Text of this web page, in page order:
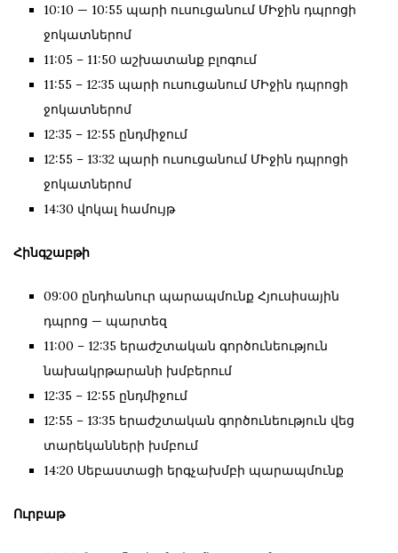
10:10 — 10:55 պարի ուսուցանում ՄԻջին դպրոցի
ջոկատներոմ
11:05 – 11:50 աշխատանք բլոգում
11:55 – 12:35 պարի ուսուցանում ՄԻջին դպրոցի
ջոկատներոմ
12:35 – 12:55 ընդմիջում
12:55 – 13:32 պարի ուսուցանում ՄԻջին դպրոցի
ջոկատներոմ
14:30 վոկալ համույթ
Հինգշաբթի
09:00 ընդհանուր պարապմունք Հյուսիսային
դպրոց — պարտեզ
11:00 – 12:35 երաժշտական գործունեություն
նախակրթարանի խմբերում
12:35 – 12:55 ընդմիջում
12:55 – 13:35 երաժշտական գործունեություն վեց
տարեկանների խմբում
14:20 Սեբաստացի երգչախմբի պարապմունք
Ուրբաթ